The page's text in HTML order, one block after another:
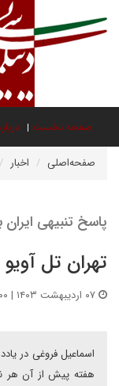
صفحه نخست
صفحه‌اصلی اخبار
پاسخ تنبیهی
تهران تل
اسماعیل فروغی در
هفته پیش از آن هر